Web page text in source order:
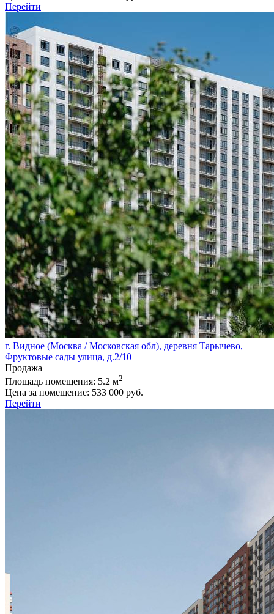
Перейти
г. Видное (Москва / Московская обл), деревня Тарычево,
Фруктовые сады улица, д.2/10
Продажа
Площадь помещения: 5.2 м2
Цена за помещение: 533 000 руб.
Перейти